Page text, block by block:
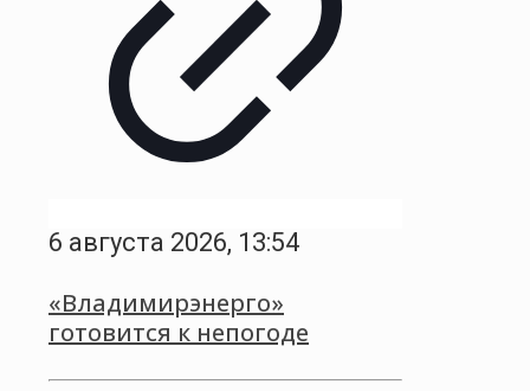
6 августа 2026, 13:54
«Владимирэнерго»
готовится к непогоде